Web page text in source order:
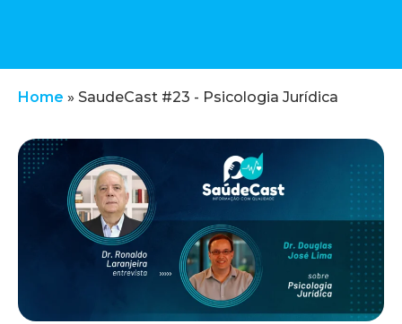
Home » SaudeCast #23 - Psicologia Jurídica